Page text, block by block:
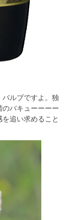
ルブですよ。独
バキューーーー
追い求めること